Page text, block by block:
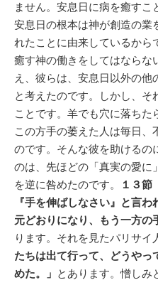
ません。安息日に病を癒すこ
安息日の根本は神が創造の業
れたことに由来しているから
癒す神の働きをしてはならな
え、彼らは、安息日以外の
と考えたのです。しかし、そ
ことです。羊でも穴に落ちた
この方手の萎えた人は毎日、
のです。そんな彼を助けるの
のは、先ほどの「真実の愛に
を逆に咎めたのです。
１３節
『手を伸ばしなさい』と言
元どおりになり、もう一方の
ります。それを見たパリサイ
たちは出て行って、どうやっ
めた。」 とあります。憎しみ